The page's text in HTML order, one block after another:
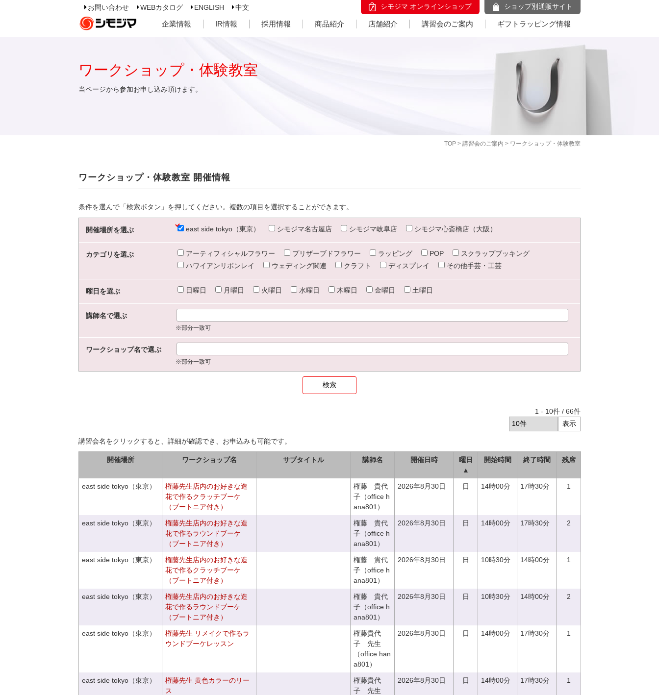
お問い合わせ WEBカタログ ENGLISH 中文 シモジマ オンラインショップ ショップ別通販サイト
企業情報 IR情報 採用情報 商品紹介 店舗紹介 講習会のご案内 ギフトラッピング情報
TOP > 講習会のご案内 > ワークショップ・体験教室
ワークショップ・体験教室
当ページから参加お申し込み頂けます。
ワークショップ・体験教室 開催情報
条件を選んで「検索ボタン」を押してください。複数の項目を選択することができます。
開催場所を選ぶ east side tokyo（東京） シモジマ名古屋店 シモジマ岐阜店 シモジマ心斎橋店（大阪）
カテゴリを選ぶ アーティフィシャルフラワー プリザーブドフラワー ラッピング POP
スクラップブッキング
ハワイアンリボンレイ
ウェディング関連 クラフト ディスプレイ その他手芸・工芸
曜日を選ぶ 日曜日 月曜日 火曜日 水曜日 木曜日 金曜日 土曜日
講師名で選ぶ
※部分一致可
ワークショップ名で選ぶ
※部分一致可
1 - 10件 / 66件
講習会名をクリックすると、詳細が確認でき、お申込みも可能です。
開催場所 ワークショップ名 サブタイトル 講師名 開催日時
曜日
▲
開始時間 終了時間 残席
east side tokyo（東京）
権藤先生店内のお好きな造
花で作るクラッチブーケ
（ブートニア付き）
権藤 貴代
子（office h
ana801）
2026年8月30日 日 14時00分 17時30分 1
east side tokyo（東京）
権藤先生店内のお好きな造
花で作るラウンドブーケ
（ブートニア付き）
権藤 貴代
子（office h
ana801）
2026年8月30日 日 14時00分 17時30分 2
east side tokyo（東京）
権藤先生店内のお好きな造
花で作るクラッチブーケ
（ブートニア付き）
権藤 貴代
子（office h
ana801）
2026年8月30日 日 10時30分 14時00分 1
east side tokyo（東京）
権藤先生店内のお好きな造
花で作るラウンドブーケ
（ブートニア付き）
権藤 貴代
子（office h
ana801）
2026年8月30日 日 10時30分 14時00分 2
east side tokyo（東京）
権藤先生 リメイクで作るラ
ウンドブーケレッスン
権藤貴代
子 先生
（office han
a801）
2026年8月30日 日 14時00分 17時30分 1
east side tokyo（東京）
権藤先生 黄色カラーのリー
ス
権藤貴代
子 先生
2026年8月30日 日 14時00分 17時30分 1